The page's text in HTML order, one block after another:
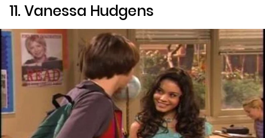
11. Vanessa Hudgens